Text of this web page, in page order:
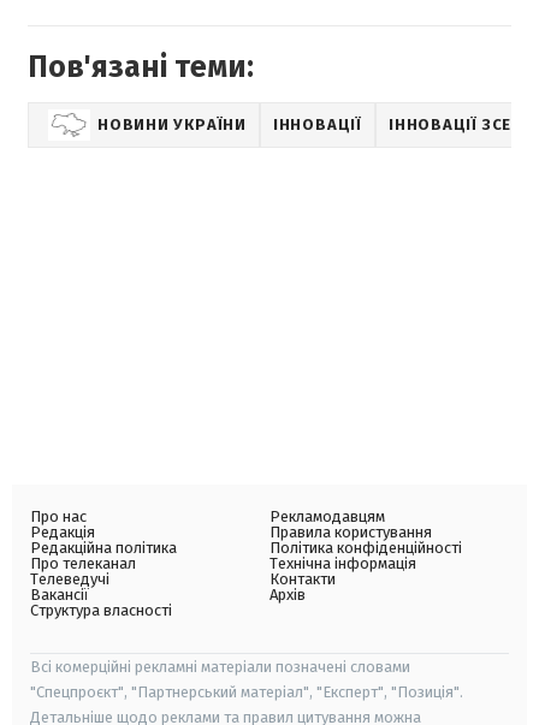
Пов'язані теми:
НОВИНИ УКРАЇНИ ІННОВАЦІЇ ІННОВАЦІЇ
Про нас
Редакція
Редакційна політика
Про телеканал
Телеведучі
Вакансії
Структура власності
Рекламодавцям
Правила користування
Політика конфіденційності
Технічна інформація
Контакти
Архів
Всі комерційні рекламні матеріали позначені словами
"Спецпроєкт", "Партнерський матеріал", "Експерт", "Позиція".
Детальніше щодо реклами та правил цитування можна